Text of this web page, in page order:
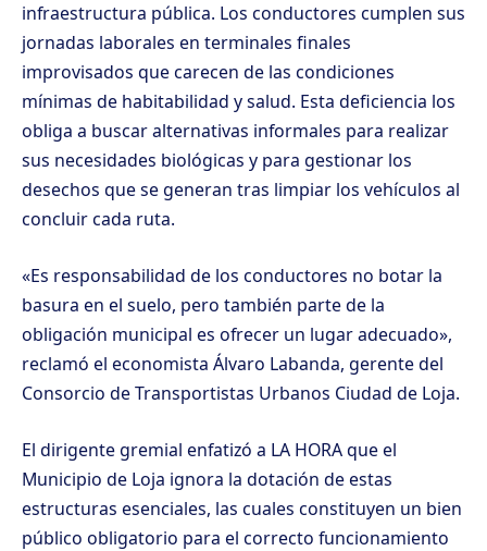
infraestructura pública. Los conductores cumplen sus
jornadas laborales en terminales finales
improvisados que carecen de las condiciones
mínimas de habitabilidad y salud. Esta deficiencia los
obliga a buscar alternativas informales para realizar
sus necesidades biológicas y para gestionar los
desechos que se generan tras limpiar los vehículos al
concluir cada ruta.
«Es responsabilidad de los conductores no botar la
basura en el suelo, pero también parte de la
obligación municipal es ofrecer un lugar adecuado»,
reclamó el economista Álvaro Labanda, gerente del
Consorcio de Transportistas Urbanos Ciudad de Loja.
El dirigente gremial enfatizó a LA HORA que el
Municipio de Loja ignora la dotación de estas
estructuras esenciales, las cuales constituyen un bien
público obligatorio para el correcto funcionamiento